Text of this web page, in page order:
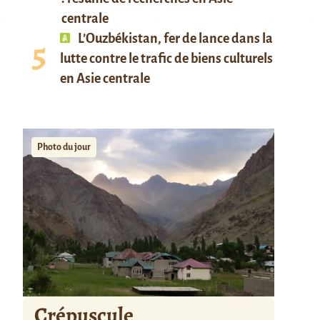
centrale
L’Ouzbékistan, fer de lance dans la
lutte contre le trafic de biens culturels
en Asie centrale
Photo du jour